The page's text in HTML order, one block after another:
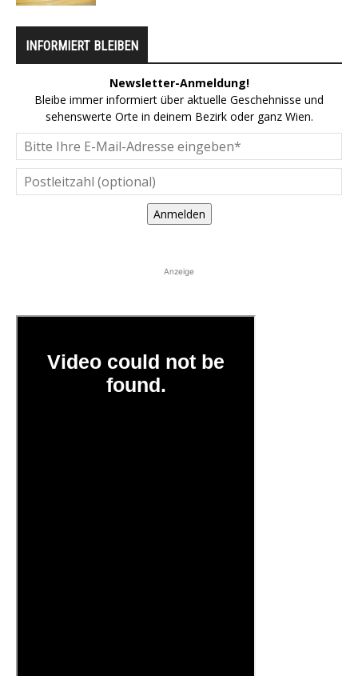
INFORMIERT BLEIBEN
Newsletter-Anmeldung!
Bleibe immer informiert über aktuelle Geschehnisse und
sehenswerte Orte in deinem Bezirk oder ganz Wien.
Anmelden
Anzeige